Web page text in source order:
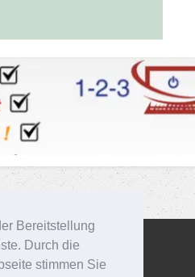
Bereitstellung
Durch die
stimmen Sie
|Impressum